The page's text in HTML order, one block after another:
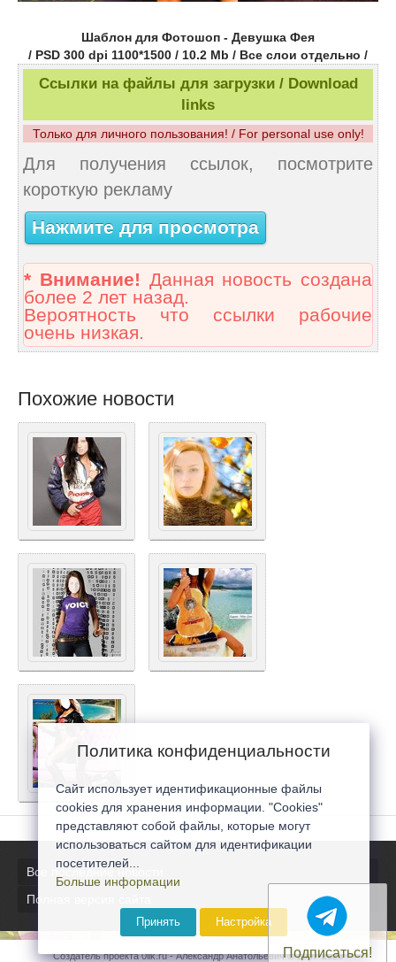
Шаблон для Фотошоп - Девушка Фея
/ PSD 300 dpi 1100*1500 / 10.2 Mb / Все слои отдельно /
Ссылки на файлы для загрузки / Download
links
Только для личного пользования! / For personal use only!
Для получения ссылок, посмотрите
короткую рекламу
Нажмите для просмотра
* Внимание! Данная новость создана
более 2 лет назад.
Вероятность что ссылки рабочие
очень низкая.
Похожие новости
Все последние новости
Полная версия сайта
Создатель проекта 0lik.ru - Александр Анатольевич © 2007-2026
Подписаться!
Политика конфиденциальности
Сайт использует идентификационные файлы
cookies для хранения информации. "Cookies"
представляют собой файлы, которые могут
использоваться сайтом для идентификации
посетителей...
Больше информации
Принять Настройка